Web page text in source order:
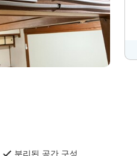
분리된 공간 구성